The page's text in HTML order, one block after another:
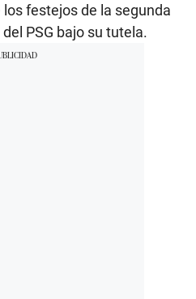
festejos de la segunda
PSG bajo su tutela.